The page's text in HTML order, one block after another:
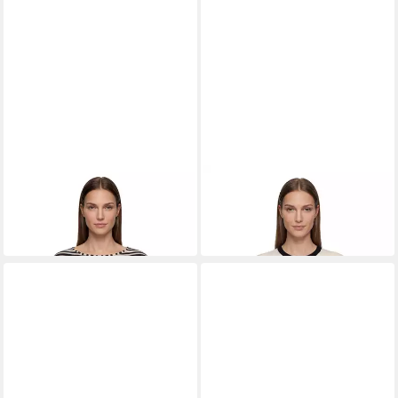
BETTY BARCLAY
Kurzarmshirt Damen mit U-
Boot-Ausschnitt (1-tlg)
ab 66,49 €
BETTY BARCLAY
Kurzarmshirt Damen mit
Taschen (1-tlg)